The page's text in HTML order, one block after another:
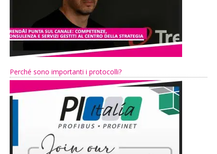
Perché sono importanti i protocolli?